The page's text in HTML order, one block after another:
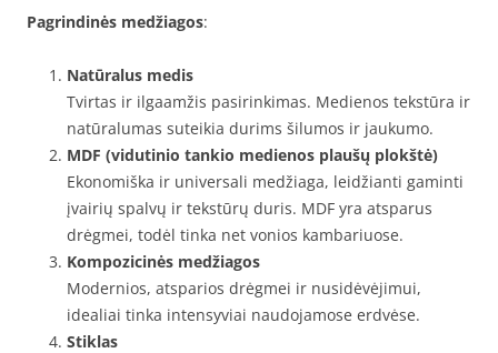
Pagrindinės medžiagos:
Natūralus medis
Tvirtas ir ilgaamžis pasirinkimas. Medienos tekstūra ir
natūralumas suteikia durims šilumos ir jaukumo.
MDF (vidutinio tankio medienos plaušų plokštė)
Ekonomiška ir universali medžiaga, leidžianti gaminti
įvairių spalvų ir tekstūrų duris. MDF yra atsparus
drėgmei, todėl tinka net vonios kambariuose.
Kompozicinės medžiagos
Modernios, atsparios drėgmei ir nusidėvėjimui,
idealiai tinka intensyviai naudojamose erdvėse.
Stiklas